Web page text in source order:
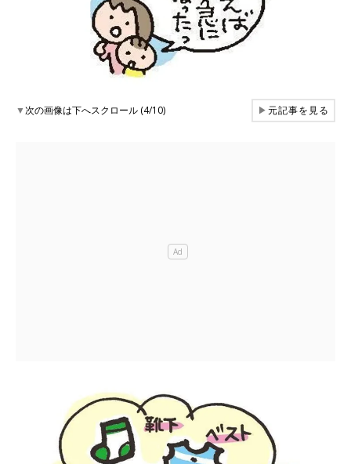
▼次の画像は下へスクロール (4/10) ▶元記事を見る